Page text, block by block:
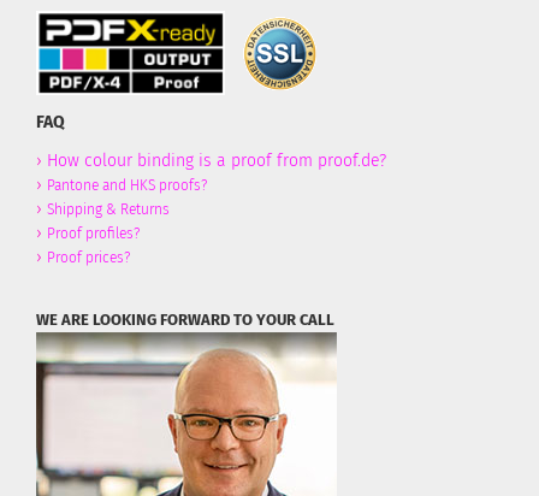
FAQ
› How colour binding is a proof from proof.de?
› Pantone and HKS proofs?
› Shipping & Returns
› Proof profiles?
› Proof prices?
WE ARE LOOKING FORWARD TO YOUR CALL